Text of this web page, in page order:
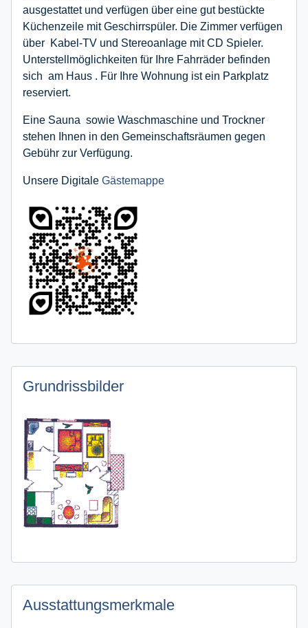
ausgestattet und verfügen über eine gut bestückte
Küchenzeile mit Geschirrspüler. Die Zimmer verfügen
über Kabel-TV und Stereoanlage mit CD Spieler.
Unterstellmöglichkeiten für Ihre Fahrräder befinden
sich am Haus . Für Ihre Wohnung ist ein Parkplatz
reserviert.
Eine Sauna sowie Waschmaschine und Trockner
stehen Ihnen in den Gemeinschaftsräumen gegen
Gebühr zur Verfügung.
Unsere Digitale Gästemappe
Grundrissbilder
Ausstattungsmerkmale